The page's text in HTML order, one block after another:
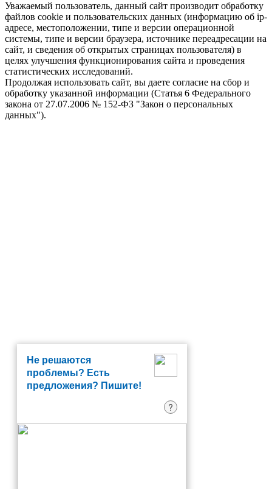
Уважаемый пользователь, данный сайт производит обработку
файлов cookie и пользовательских данных (информацию об ip-
адресе, местоположении, типе и версии операционной
системы, типе и версии браузера, источнике переадресации на
сайт, и сведения об открытых страницах пользователя) в
целях улучшения функционирования сайта и проведения
статистических исследований.
Продолжая использовать сайт, вы даете согласие на сбор и
обработку указанной информации (Статья 6 Федерального
закона от 27.07.2006 № 152-ФЗ "Закон о персональных
данных").
Не решаются
проблемы? Есть
предложения? Пишите!
?